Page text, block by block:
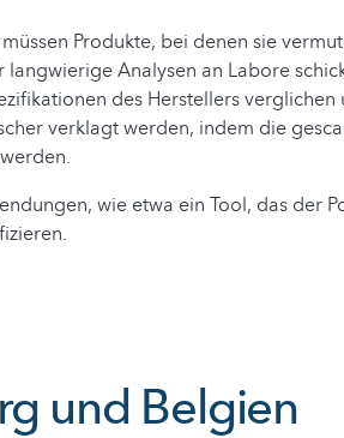
Produkte, bei denen sie
Analysen an Labore
des Herstellers verglichen
verklagt werden, indem die
wie etwa ein Tool, das der
und Belgien